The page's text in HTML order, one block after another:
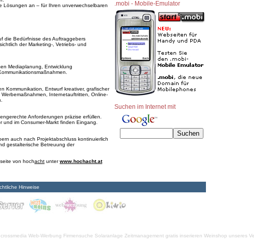
Lösungen an – für Ihren unverwechselbaren
die Bedürfnisse des Auftraggebers
der Marketing-, Vetriebs- und
Mediaplanung, Entwicklung
Kommunikation, Entwurf kreativer, grafischer
Internetauftritten, Online-
Anforderungen präzise erfüllen.
im Consumer-Markt finden Eingang.
auch nach Projektabschluss kontinuierlich
gestalterische Betreuung der
von hochacht unterwww.hochacht.at
Hinweise
.mobi - Mobile-Emulator
Suchen im Internet mit
Web-Werbung Firmensuche Solaranlage Zeitmanagement gratis inserieren Weinshop unseres